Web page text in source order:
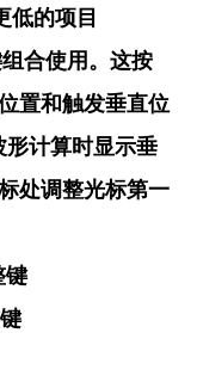
的项目
合使用。这按
置和触发垂直位
计算时显示垂
处调整光标第一
键